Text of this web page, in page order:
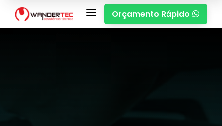
a Orçamento Rápido 